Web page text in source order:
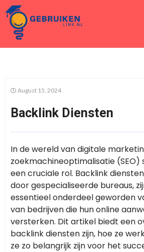
August 15, 2024
Backlink Diensten
In de wereld van digitale
zoekmachineoptimalisatie (SEO)
een cruciale rol. Backlink
door gespecialiseerde bureaus,
essentieel onderdeel geworden
van bedrijven die hun online
versterken. Dit artikel biedt een
backlink diensten zijn, hoe ze
ze zo belangrijk zijn voor het